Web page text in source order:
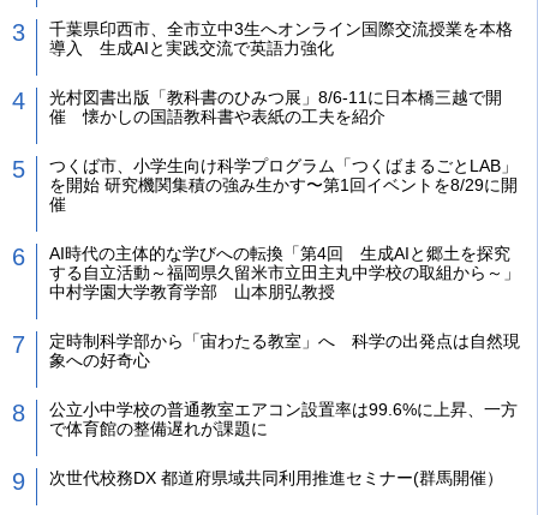
千葉県印西市、全市立中3生へオンライン国際交流授業を本格
導入 生成AIと実践交流で英語力強化
光村図書出版「教科書のひみつ展」8/6-11に日本橋三越で開
催 懐かしの国語教科書や表紙の工夫を紹介
つくば市、小学生向け科学プログラム「つくばまるごとLAB」
を開始 研究機関集積の強み生かす〜第1回イベントを8/29に開
催
AI時代の主体的な学びへの転換「第4回 生成AIと郷土を探究
する自立活動～福岡県久留米市立田主丸中学校の取組から～」
中村学園大学教育学部 山本朋弘教授
定時制科学部から「宙わたる教室」へ 科学の出発点は自然現
象への好奇心
公立小中学校の普通教室エアコン設置率は99.6%に上昇、一方
で体育館の整備遅れが課題に
次世代校務DX 都道府県域共同利用推進セミナー(群馬開催）